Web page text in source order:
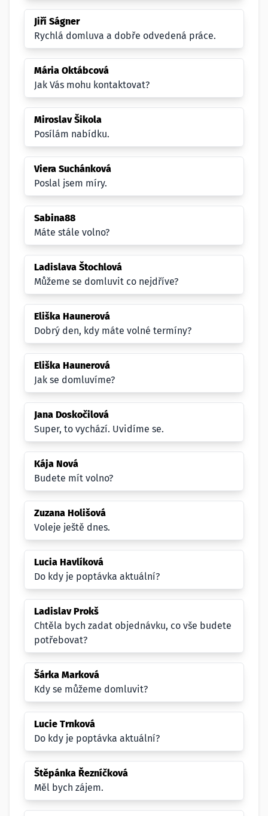
Jiří Ságner
Rychlá domluva a dobře odvedená práce.
Mária Oktábcová
Jak Vás mohu kontaktovat?
Miroslav Šikola
Posílám nabídku.
Viera Suchánková
Poslal jsem míry.
Sabina88
Máte stále volno?
Ladislava Štochlová
Můžeme se domluvit co nejdříve?
Eliška Haunerová
Dobrý den, kdy máte volné termíny?
Eliška Haunerová
Jak se domluvíme?
Jana Doskočilová
Super, to vychází. Uvidíme se.
Kája Nová
Budete mít volno?
Zuzana Holišová
Voleje ještě dnes.
Lucia Havlíková
Do kdy je poptávka aktuální?
Ladislav Prokš
Chtěla bych zadat objednávku, co vše budete
potřebovat?
Šárka Marková
Kdy se můžeme domluvit?
Lucie Trnková
Do kdy je poptávka aktuální?
Štěpánka Řezníčková
Měl bych zájem.